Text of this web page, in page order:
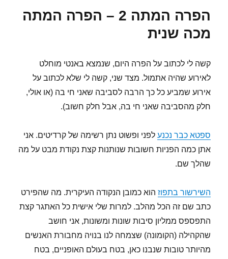
–
הפרה המתה 2 – הפרה המתה
מכה שנית
קשה לי לכתוב על הפרה היום, שנמצא באנטי מוחלט
לאירוע שהיה אתמול. מצד שני, קשה לי שלא לכתוב על
אירוע שמביע כל כך הרבה לסביבה שאני חי בה (או אולי,
חלק מהסביבה שאני חי בה, אבל חלק חשוב).
ספטא כבר נכנע לפני ופשוט נתן רשימה של קרדיטים. אני
אתן כמה הפניות חשובות שנותנות קצת נקודת מבט על מה
שהלך שם.
השירשור בתפוז הוא כמובן הנקודה העיקרית. מה שהפירט
כתב שם זה הכל מהלב. למרות שלי אישית כל האתגר קצת
התפספס ממליון סיבות שונות ומשונות, אני חושב
שהקהילה (הקומונה) שצמחה לנו בנויה מחבורת האנשים
מהיותר טובות שנבנו כאן, בטח בעולם האופניים, בטח